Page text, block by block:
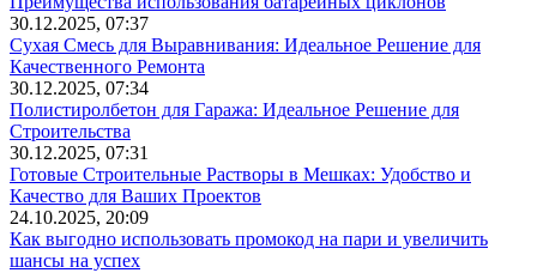
30.12.2025, 07:37
Сухая Смесь для Выравнивания: Идеальное Решение для
Качественного Ремонта
30.12.2025, 07:34
Полистиролбетон для Гаража: Идеальное Решение для
Строительства
30.12.2025, 07:31
Готовые Строительные Растворы в Мешках: Удобство и
Качество для Ваших Проектов
24.10.2025, 20:09
Как выгодно использовать промокод на пари и увеличить
шансы на успех